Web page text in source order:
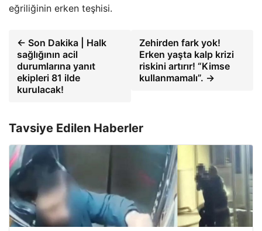
eğriliğinin erken teşhisi.
← Son Dakika | Halk
sağlığının acil
durumlarına yanıt
ekipleri 81 ilde
kurulacak!
Zehirden fark yok!
Erken yaşta kalp krizi
riskini artırır! “Kimse
kullanmamalı”. →
Tavsiye Edilen Haberler